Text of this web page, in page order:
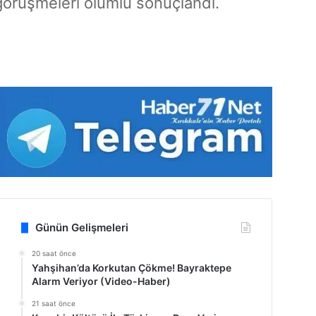
Günün Gelişmeleri
20 saat önce
Yahşihan’da Korkutan Çökme! Bayraktepe
Alarm Veriyor (Video-Haber)
21 saat önce